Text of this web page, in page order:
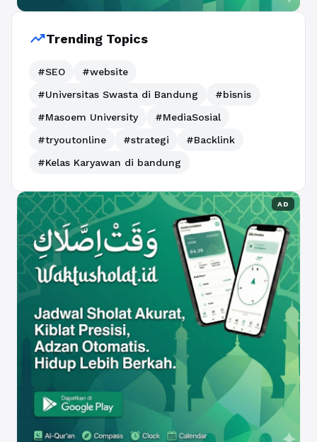
trending_upTrending Topics
#SEO
#website
#Universitas Swasta di Bandung
#bisnis
#Masoem University
#MediaSosial
#tryoutonline
#strategi
#Backlink
#Kelas Karyawan di bandung
AD